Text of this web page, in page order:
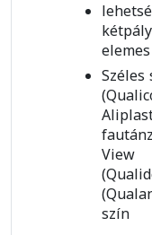
Széles
szín